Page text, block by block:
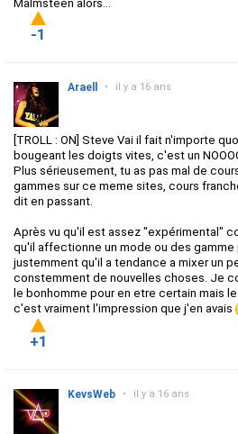
Malmsteen alors...
-1
Araell • il y a 16 ans
[TROLL : ON] Steve Vai il fait n'importe
bougeant les doigts vites, c'est un
Plus sérieusement, tu as pas mal de
gammes sur ce meme sites, cours
dit en passant.
Après vu qu'il est assez "expérimental"
qu'il affectionne un mode ou des gamme
justemment qu'il a tendance a mixer un
constemment de nouvelles choses. Je
le bonhomme pour en etre certain mais
c'est vraiment l'impression que j'en avais
+1
KevsWeb • il y a 16 ans